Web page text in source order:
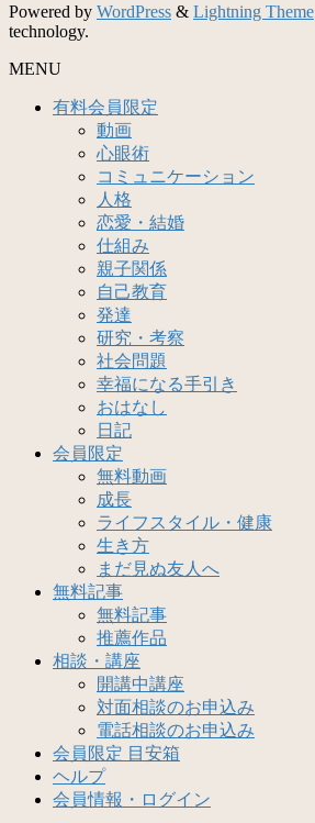
Powered by WordPress & Lightning Theme
technology.
MENU
有料会員限定
動画
心眼術
コミュニケーション
人格
恋愛・結婚
仕組み
親子関係
自己教育
発達
研究・考察
社会問題
幸福になる手引き
おはなし
日記
会員限定
無料動画
成長
ライフスタイル・健康
生き方
まだ見ぬ友人へ
無料記事
無料記事
推薦作品
相談・講座
開講中講座
対面相談のお申込み
電話相談のお申込み
会員限定 目安箱
ヘルプ
会員情報・ログイン